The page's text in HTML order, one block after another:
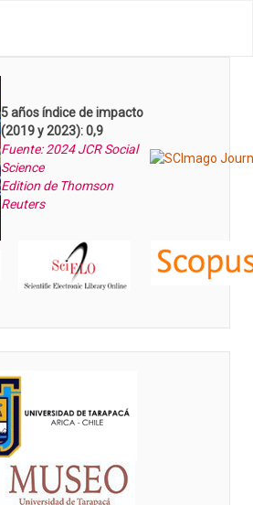
5 años índice de impacto
(2019 y 2023): 0,9
Fuente: 2024 JCR Social
Science
Edition de Thomson
Reuters